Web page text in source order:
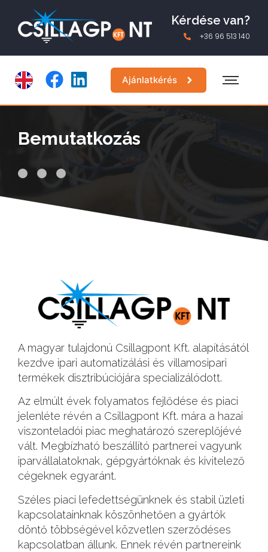
Kérdése van?
+36 96 513 140
Ajánlatkérés
Bemutatkozás
A magyar tulajdonú Csillagpont Kft. alapításától
kezdve ipari automatizálási és villamosipari
termékek disztribúciójára specializálódott.
Az elmúlt évek folyamatos fejlődése és piaci
jelenléte révén a Csillagpont Kft. mára a hazai
viszonteladói piac meghatározó szereplőjévé
vált. Megbízható beszállító partnerei vagyunk
iparvállalatoknak, gépgyártóknak és kivitelező
cégeknek egyaránt.
Széles piaci lefedettségünknek és stabil üzleti
kapcsolatainknak köszönhetően a gyártók
döntő többségével közvetlen szerződéses
kapcsolatban állunk. Ennek révén partnereink